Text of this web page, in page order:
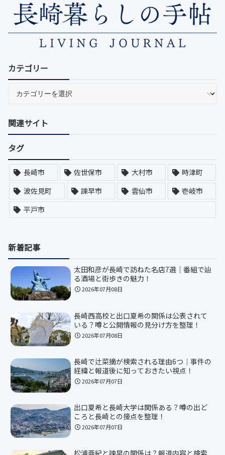
カテゴリー
関連サイト
タグ
長崎市 佐世保市 大村市
時津町
波佐見町
諫早市 雲仙市
壱岐市
平戸市
新着記事
太田和彦が長崎で訪ねた名店7選｜番組で辿
る酒場と街歩きの魅力！
2026年07月08日
長崎西高校と出口夏希の関係は公表されて
いる？噂と公開情報の見分け方を整理！
2026年07月08日
長崎で辻菜摘が検索される理由6つ｜事件の
経緯と報道後に知っておきたい視点！
2026年07月07日
出口夏希と長崎大学は関係ある？噂の出ど
ころと長崎との接点を整理！
2026年07月07日
松浦亜紀と諫早の関係は？報道内容と検索